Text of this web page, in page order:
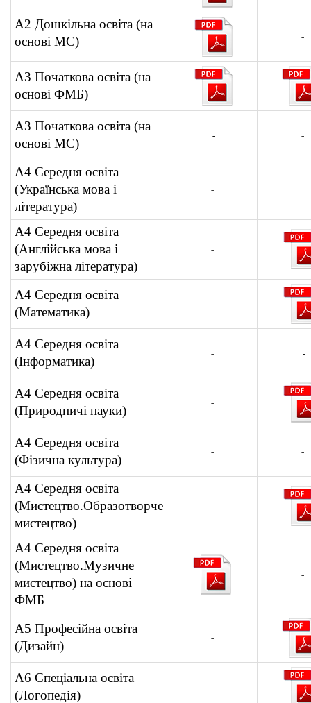
А2 Дошкільна освіта (на
основі МС)
-
А3 Початкова освіта (на
основі ФМБ)
А3 Початкова освіта (на
основі МС)
- -
А4 Середня освіта
(Українська мова і
література)
-
А4 Середня освіта
(Англійська мова і
зарубіжна література)
-
А4 Середня освіта
(Математика)
-
А4 Середня освіта
(Інформатика)
- -
А4 Середня освіта
(Природничі науки)
-
А4 Середня освіта
(Фізична культура)
- -
А4 Середня освіта
(Мистецтво.Образотворче
мистецтво)
-
А4 Середня освіта
(Мистецтво.Музичне
мистецтво) на основі
ФМБ
-
А5 Професійна освіта
(Дизайн)
-
А6 Спеціальна освіта
(Логопедія)
-